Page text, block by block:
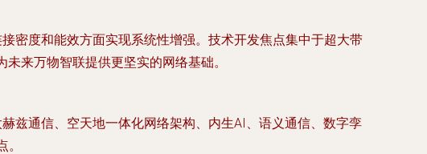
密度和能效方面实现系统性增强。技术开发焦点集中于超大带
来万物智联提供更坚实的网络基础。
兹通信、空天地一体化网络架构、内生AI、语义通信、数字孪